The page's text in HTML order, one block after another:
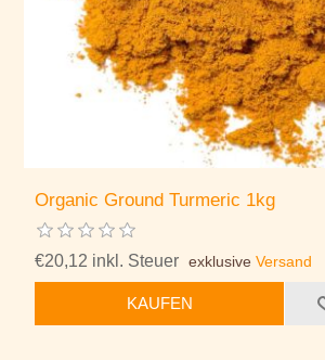
Organic Ground Turmeric 1kg
€20,12 inkl. Steuer exklusiveVersand
KAUFEN